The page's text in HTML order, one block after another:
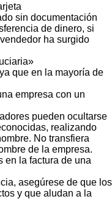
sin documentación
de dinero, si
ha surgido
que en la mayoría de
empresa con un
pueden ocultarse
realizando
No transfiera
de la empresa.
en la factura de una
asegúrese de que los
y que aludan a la